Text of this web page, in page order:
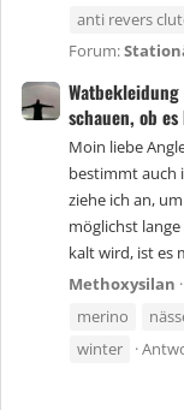
anti revers
Forum:
schauen, ob
Moin liebe
bestimmt auch
ziehe ich an,
möglichst
kalt wird, ist es
Methoxysilan
merino
winter